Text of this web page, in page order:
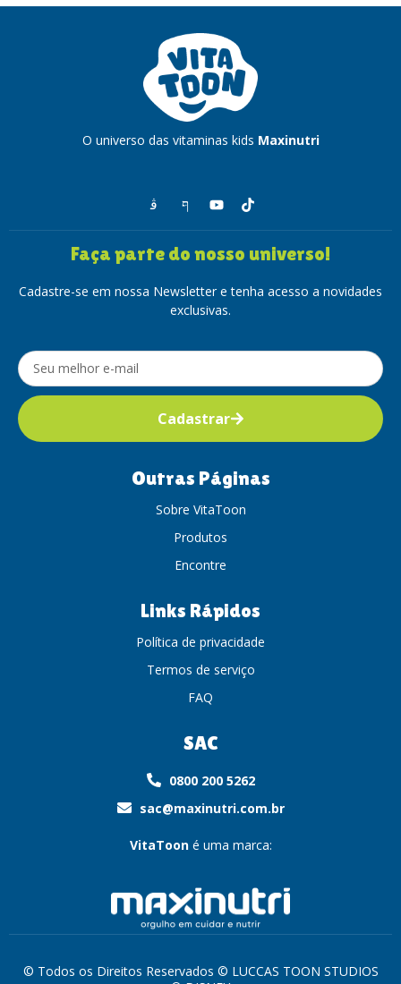
O universo das vitaminas kids Maxinutri
Faça parte do nosso universo!
Cadastre-se em nossa Newsletter e tenha acesso a novidades
exclusivas.
Cadastrar
Outras Páginas
Sobre VitaToon
Produtos
Encontre
Links Rápidos
Política de privacidade
Termos de serviço
FAQ
SAC
0800 200 5262
sac@maxinutri.com.br
VitaTooné uma marca:
© Todos os Direitos Reservados © LUCCAS TOON STUDIOS